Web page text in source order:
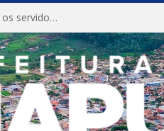
CONVITE A Prefeitura Municipal de Anapu convida todos os servidores públicos municipais para participarem da Audiência Pública de discussão da Lei de Diretrizes Orçamentárias (LDO), importante instrumento de planejamento das ações e investimentos da Administração Pública para o próximo exercício financeiro.